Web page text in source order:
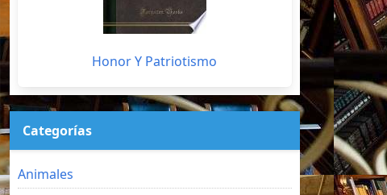
Honor Y Patriotismo
Categorías
Animales